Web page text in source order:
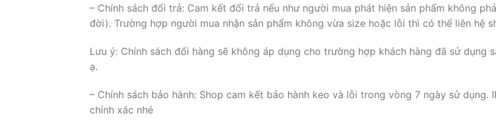
– Chính sách đổi trả: Cam kết đổi trả nếu như người mua phát hiện sản phẩm không
đời). Trường hợp người mua nhận sản phẩm không vừa size hoặc lỗi thì có thể liên hệ
Lưu ý: Chính sách đổi hàng sẽ không áp dụng cho trường hợp khách hàng đã sử dụng
ạ.
– Chính sách bảo hành: Shop cam kết bảo hành keo và lỗi trong vòng 7 ngày sử
chính xác nhé